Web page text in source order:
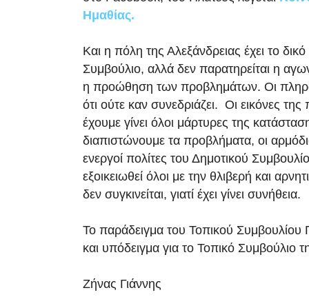
Ημαθίας.
Και η πόλη της Αλεξάνδρειας έχει το
Συμβούλιο, αλλά δεν παρατηρείται η
η προώθηση των προβλημάτων. Οι
ότι ούτε καν συνεδριάζει. Οι εικόνες της
έχουμε γίνει όλοι μάρτυρες της
διαπιστώνουμε τα προβλήματα, οι
ενεργοί πολίτες του Δημοτικού
εξοικειωθεί όλοι με την θλιβερή και
δεν συγκινείται, γιατί έχει γίνει συνήθεια.
Το παράδειγμα του Τοπικού Συμβουλίου
και υπόδειγμα για το Τοπικό Συμβούλιο
Ζήνας Γιάννης